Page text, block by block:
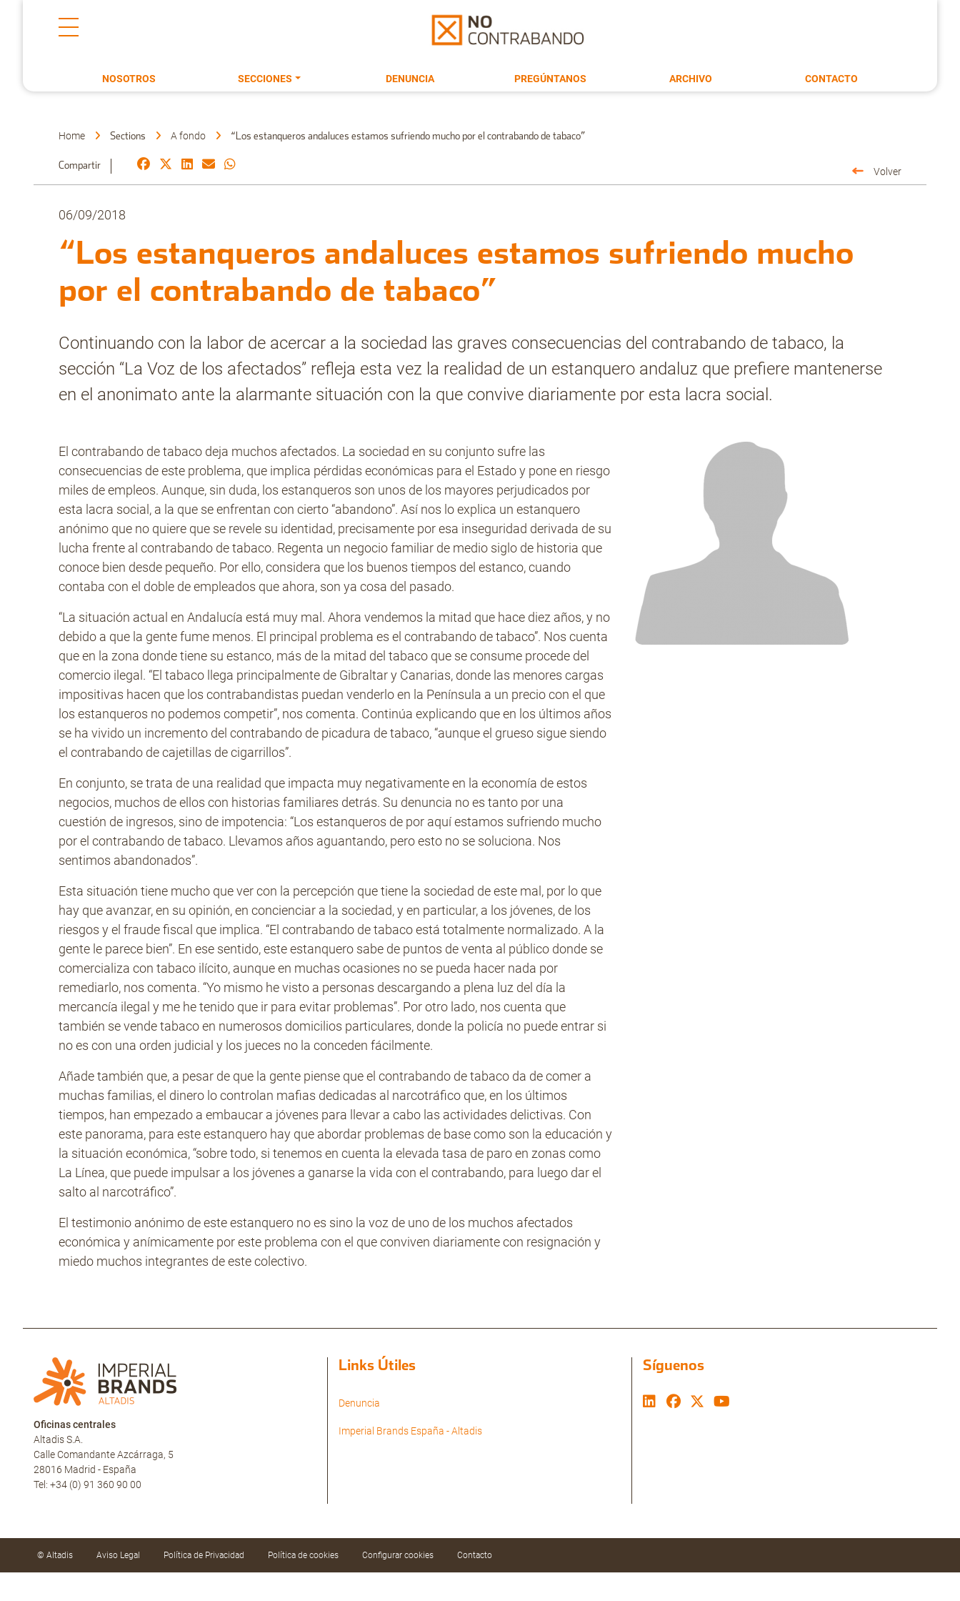
NOSOTROS SECCIONES DENUNCIA PREGÚNTANOS ARCHIVO CONTACTO
Home Sections A fondo “Los estanqueros andaluces estamos sufriendo mucho por el contrabando de tabaco”
Compartir Volver
06/09/2018
“Los estanqueros andaluces estamos sufriendo mucho
por el contrabando de tabaco”
Continuando con la labor de acercar a la sociedad las graves consecuencias del contrabando de tabaco, la
sección “La Voz de los afectados” refleja esta vez la realidad de un estanquero andaluz que prefiere mantenerse
en el anonimato ante la alarmante situación con la que convive diariamente por esta lacra social.
El contrabando de tabaco deja muchos afectados. La sociedad en su conjunto sufre las
consecuencias de este problema, que implica pérdidas económicas para el Estado y pone en riesgo
miles de empleos. Aunque, sin duda, los estanqueros son unos de los mayores perjudicados por
esta lacra social, a la que se enfrentan con cierto “abandono”. Así nos lo explica un estanquero
anónimo que no quiere que se revele su identidad, precisamente por esa inseguridad derivada de su
lucha frente al contrabando de tabaco. Regenta un negocio familiar de medio siglo de historia que
conoce bien desde pequeño. Por ello, considera que los buenos tiempos del estanco, cuando
contaba con el doble de empleados que ahora, son ya cosa del pasado.
“La situación actual en Andalucía está muy mal. Ahora vendemos la mitad que hace diez años, y no
debido a que la gente fume menos. El principal problema es el contrabando de tabaco”. Nos cuenta
que en la zona donde tiene su estanco, más de la mitad del tabaco que se consume procede del
comercio ilegal. “El tabaco llega principalmente de Gibraltar y Canarias, donde las menores cargas
impositivas hacen que los contrabandistas puedan venderlo en la Península a un precio con el que
los estanqueros no podemos competir”, nos comenta. Continúa explicando que en los últimos años
se ha vivido un incremento del contrabando de picadura de tabaco, “aunque el grueso sigue siendo
el contrabando de cajetillas de cigarrillos”.
En conjunto, se trata de una realidad que impacta muy negativamente en la economía de estos
negocios, muchos de ellos con historias familiares detrás. Su denuncia no es tanto por una
cuestión de ingresos, sino de impotencia: “Los estanqueros de por aquí estamos sufriendo mucho
por el contrabando de tabaco. Llevamos años aguantando, pero esto no se soluciona. Nos
sentimos abandonados”.
Esta situación tiene mucho que ver con la percepción que tiene la sociedad de este mal, por lo que
hay que avanzar, en su opinión, en concienciar a la sociedad, y en particular, a los jóvenes, de los
riesgos y el fraude fiscal que implica. “El contrabando de tabaco está totalmente normalizado. A la
gente le parece bien”. En ese sentido, este estanquero sabe de puntos de venta al público donde se
comercializa con tabaco ilícito, aunque en muchas ocasiones no se pueda hacer nada por
remediarlo, nos comenta. “Yo mismo he visto a personas descargando a plena luz del día la
mercancía ilegal y me he tenido que ir para evitar problemas”. Por otro lado, nos cuenta que
también se vende tabaco en numerosos domicilios particulares, donde la policía no puede entrar si
no es con una orden judicial y los jueces no la conceden fácilmente.
Añade también que, a pesar de que la gente piense que el contrabando de tabaco da de comer a
muchas familias, el dinero lo controlan mafias dedicadas al narcotráfico que, en los últimos
tiempos, han empezado a embaucar a jóvenes para llevar a cabo las actividades delictivas. Con
este panorama, para este estanquero hay que abordar problemas de base como son la educación y
la situación económica, “sobre todo, si tenemos en cuenta la elevada tasa de paro en zonas como
La Línea, que puede impulsar a los jóvenes a ganarse la vida con el contrabando, para luego dar el
salto al narcotráfico”.
El testimonio anónimo de este estanquero no es sino la voz de uno de los muchos afectados
económica y anímicamente por este problema con el que conviven diariamente con resignación y
miedo muchos integrantes de este colectivo.
Oficinas centrales
Altadis S.A.
Calle Comandante Azcárraga, 5
28016 Madrid - España
Tel: +34 (0) 91 360 90 00
Links Útiles
Denuncia
Imperial Brands España - Altadis
Síguenos
© Altadis Aviso Legal Política de Privacidad Política de cookies Configurar cookies Contacto